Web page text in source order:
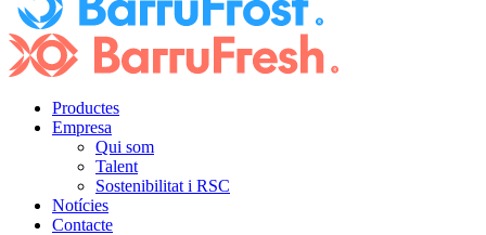
Productes
Empresa
Qui som
Talent
Sostenibilitat i RSC
Notícies
Contacte